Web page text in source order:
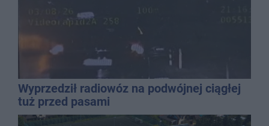
Wyprzedził radiowóz na podwójnej ciągłej
tuż przed pasami